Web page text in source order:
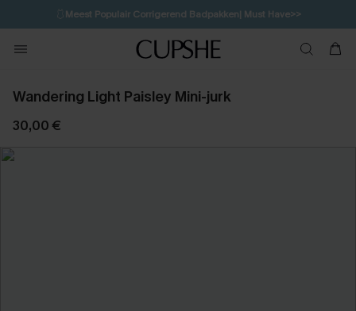
🩱Meest Populair Corrigerend Badpakken| Must Have>>
💌Abonneer je & ontvang tot 15% korting>>
Koop 3, krijg 15% korting | CODE: SW15
Wandering Light Paisley Mini-jurk
30,00 €